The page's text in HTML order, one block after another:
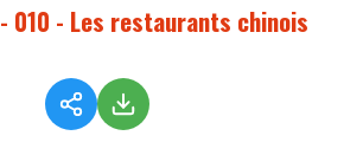
010 - Les restaurants chinois